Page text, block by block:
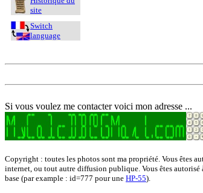
site
Switch
language
Si vous voulez me contacter voici mon adresse ...
Copyright : toutes les photos sont ma propriété. Vous êtes
internet, ou tout autre diffusion publique. Vous êtes
base (par example : id=777 pour une HP-55).